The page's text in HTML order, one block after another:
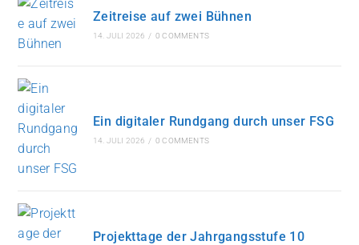
Zeitreise auf zwei Bühnen
14. JULI 2026 / 0 COMMENTS
Ein digitaler Rundgang durch unser FSG
14. JULI 2026 / 0 COMMENTS
Projekttage der Jahrgangsstufe 10